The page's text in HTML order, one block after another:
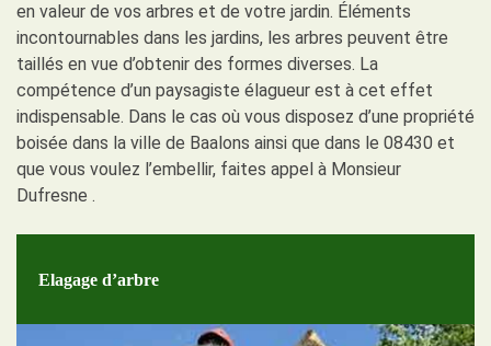
en valeur de vos arbres et de votre jardin. Éléments
incontournables dans les jardins, les arbres peuvent être
taillés en vue d’obtenir des formes diverses. La
compétence d’un paysagiste élagueur est à cet effet
indispensable. Dans le cas où vous disposez d’une propriété
boisée dans la ville de Baalons ainsi que dans le 08430 et
que vous voulez l’embellir, faites appel à Monsieur
Dufresne .
Elagage d’arbre